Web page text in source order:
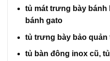
tủ mát trưng bày bánh
bánh gato
tủ trưng bày bảo quản
tủ bàn đông inox cũ,